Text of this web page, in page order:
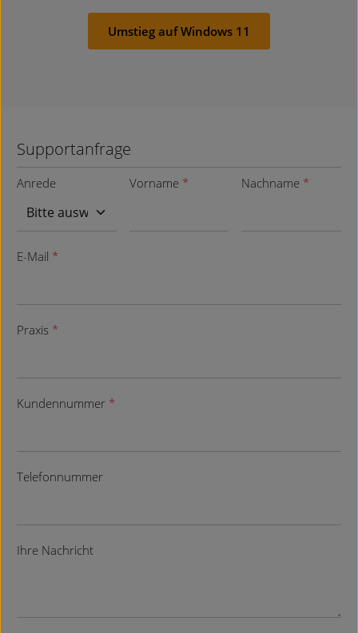
Umstieg auf Windows 11
Supportanfrage
Anrede Vorname * Nachname *
E-Mail *
Praxis *
Kundennummer *
Telefonnummer
Ihre Nachricht